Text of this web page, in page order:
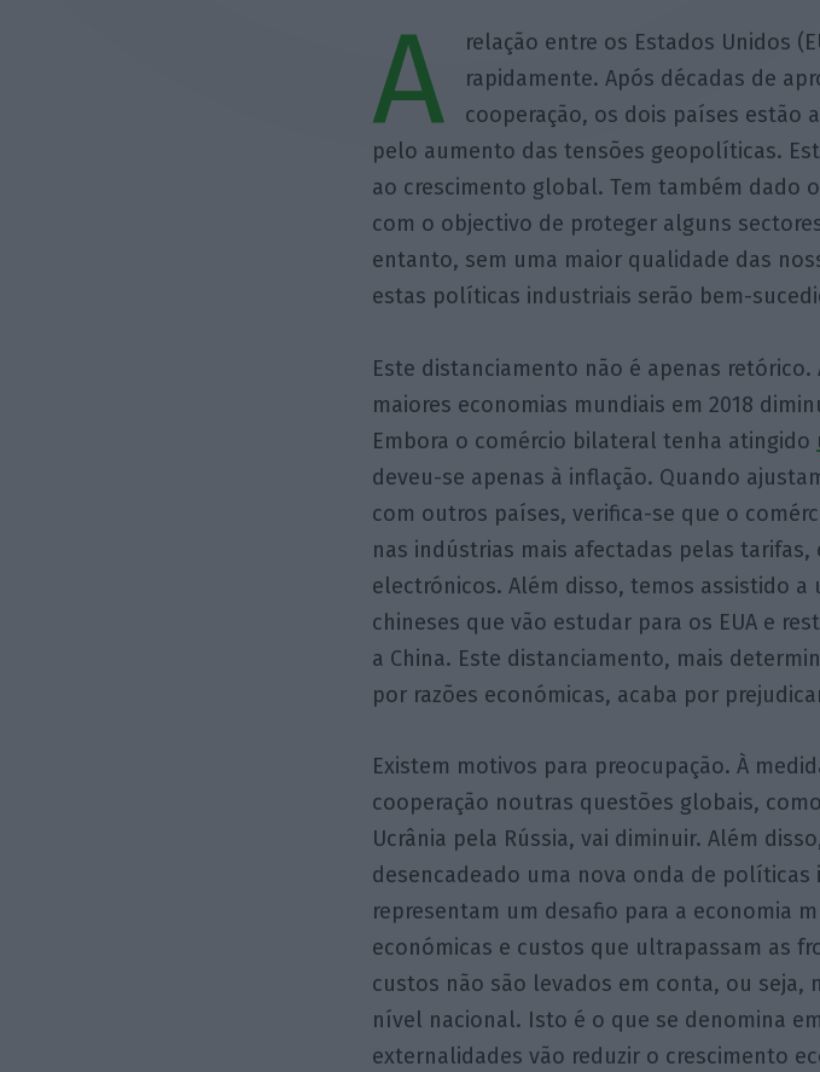
A
relação entre os Estados Unidos
rapidamente. Após décadas de
cooperação, os dois países estão
pelo aumento das tensões geopolíticas.
ao crescimento global. Tem também dado
com o objectivo de proteger alguns
entanto, sem uma maior qualidade das
estas políticas industriais serão bem-
Este distanciamento não é apenas
maiores economias mundiais em 2018
Embora o comércio bilateral tenha atingido
deveu-se apenas à inflação. Quando
com outros países, verifica-se que o
nas indústrias mais afectadas pelas
electrónicos. Além disso, temos assistido
chineses que vão estudar para os EUA e
a China. Este distanciamento, mais
por razões económicas, acaba por
Existem motivos para preocupação. À
cooperação noutras questões globais,
Ucrânia pela Rússia, vai diminuir. Além
desencadeado uma nova onda de
representam um desafio para a economia
económicas e custos que ultrapassam as
custos não são levados em conta, ou seja,
nível nacional. Isto é o que se denomina
externalidades vão reduzir o crescimento